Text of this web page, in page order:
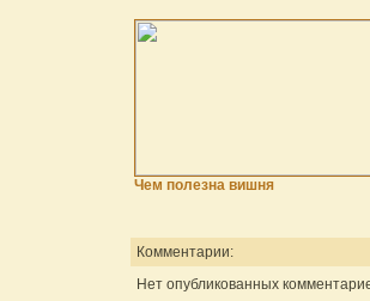
Чем полезна вишня
Комментарии:
Нет опубликованных